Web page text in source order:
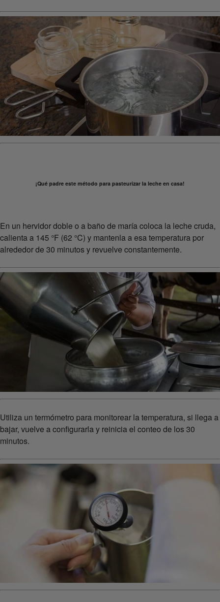
¡Qué padre este método para pasteurizar la leche en casa!
En un hervidor doble o a baño de maría coloca la leche cruda,
calienta a 145 °F (62 °C) y mantenla a esa temperatura por
alrededor de 30 minutos y revuelve constantemente.
Utiliza un termómetro para monitorear la temperatura, si llega a
bajar, vuelve a configurarla y reinicia el conteo de los 30
minutos.